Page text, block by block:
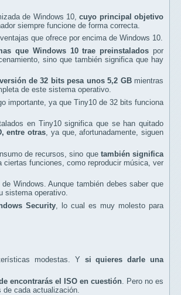
de Windows 10,cuyo principal objetivo
siempre funcione de forma correcta.
que ofrece por encima de Windows 10.
que Windows 10 trae preinstalados por
sino que también significa que hay
de 32 bits pesa unos 5,2 GBmientras
de este sistema operativo.
importante, ya que Tiny10 de 32 bits funciona
en Tiny10 significa que se han quitado
entre otras, ya que, afortunadamente, siguen
de recursos, sino que también significa
ciertas funciones, como reproducir música, ver
de Windows. Aunque también debes saber que
sistema operativo.
Security , lo cual es muy molesto para
modestas. Y si quieres darle una
encontrarás el ISO en cuestión. Pero no es
cada actualización.